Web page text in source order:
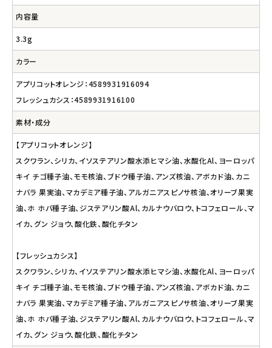
内容量
3.3g
カラー
アプリコットオレンジ：4589931916094
フレッシュカシス：4589931916100
素材・成分
【アプリコットオレンジ】
スクワラン、シリカ、イソステアリン酸水添ヒマシ油、水酸化Al、ヨーロッパ
キイ チゴ種子油、モモ核油、ブドウ種子油、アンズ核油、アボカド油、カニ
ナバラ 果実油、マカデミア種子油、アルガニアスピノサ核油、オリーブ果実
油、ホ ホバ種子油、ジステアリン酸Al、カルナウバロウ、トコフェロール、マ
イカ、グン ジョウ、酸化鉄、酸化チタン
【フレッシュカシス】
スクワラン、シリカ、イソステアリン酸水添ヒマシ油、水酸化Al、ヨーロッパ
キイ チゴ種子油、モモ核油、ブドウ種子油、アンズ核油、アボカド油、カニ
ナバラ 果実油、マカデミア種子油、アルガニアスピノサ核油、オリーブ果実
油、ホ ホバ種子油、ジステアリン酸Al、カルナウバロウ、トコフェロール、マ
イカ、グン ジョウ、酸化鉄、酸化チタン